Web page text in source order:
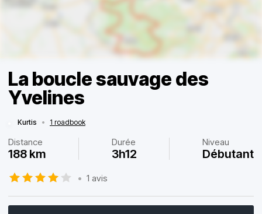
La boucle sauvage des
Yvelines
Kurtis • 1 roadbook
Distance
188 km
Durée
3h12
Niveau
Débutant
• 1 avis